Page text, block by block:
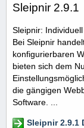
Sleipnir 2.9.1
Sleipnir:
Bei Sleipnir
konfigurierbaren
bieten sich dem
die gängigen
Software. ...
Sleipnir 2.9.1